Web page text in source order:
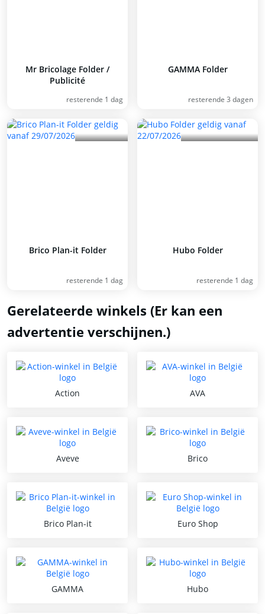
Mr Bricolage Folder /
Publicité
resterende 1 dag
GAMMA Folder
resterende 3 dagen
Brico Plan-it Folder
resterende 1 dag
Hubo Folder
resterende 1 dag
Gerelateerde winkels (Er kan een
advertentie verschijnen.)
Action AVA
Aveve Brico
Brico Plan-it Euro Shop
GAMMA Hubo